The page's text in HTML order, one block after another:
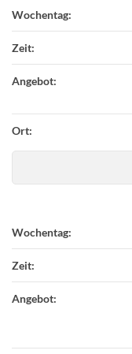
Wochentag:
Zeit:
Angebot:
Ort:
Wochentag:
Zeit:
Angebot: